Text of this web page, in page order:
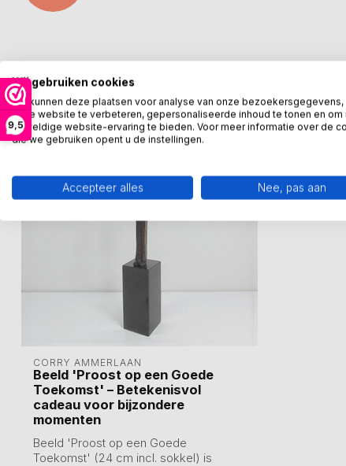
9,5
Recent bekeken
CORRY AMMERLAAN
Beeld 'Proost op een Goede
Toekomst' – Betekenisvol
cadeau voor bijzondere
momenten
Beeld 'Proost op een Goede
Toekomst' (24 cm incl. sokkel) is
Wij gebruiken cookies
We kunnen deze plaatsen voor analyse van onze bezoekersgegevens,
onze website te verbeteren, gepersonaliseerde inhoud te tonen en om
geweldige website-ervaring te bieden. Voor meer informatie over de
die we gebruiken opent u de instellingen.
Accepteer alles Nee, pas aan